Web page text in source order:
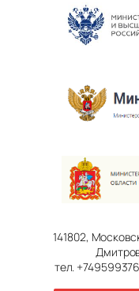
141802,
тел.